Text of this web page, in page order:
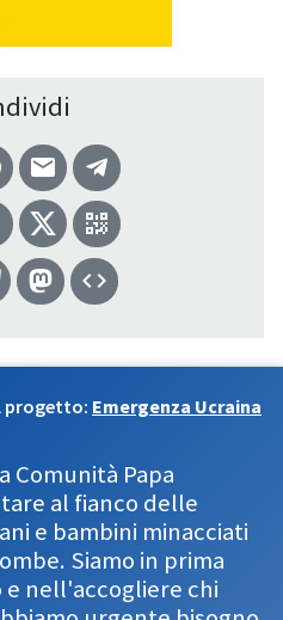
progetto: Emergenza Ucraina
Comunità Papa
al fianco delle
e bambini minacciati
Siamo in prima
nell'accogliere chi